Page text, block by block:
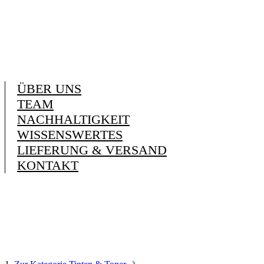
ÜBER UNS
TEAM
NACHHALTIGKEIT
WISSENSWERTES
LIEFERUNG & VERSAND
KONTAKT